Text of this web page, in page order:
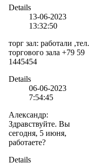
Details
13-06-2023
13:32:50
торг зал: работали ,тел.
торгового зала +79 59
1445454
Details
06-06-2023
7:54:45
Александр:
Здравствуйте. Вы
сегодня, 5 июня,
работаете?
Details